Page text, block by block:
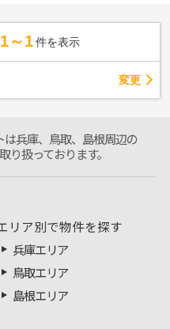
1～1 件を表示
変更
兵庫、鳥取、島根周辺の
り扱っております。
リア別で物件を探す
兵庫エリア
鳥取エリア
島根エリア